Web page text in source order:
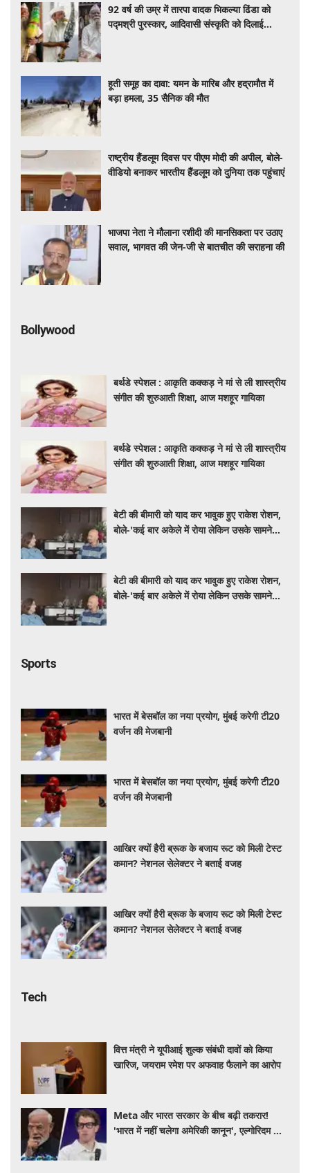
92 वर्ष की उम्र में तारपा वादक भिकल्या ढिंडा को
पद्मश्री पुरस्कार, आदिवासी संस्कृति को दिलाई
हूती समूह का दावा: यमन के मारिब और हद्रामौत में
बड़ा हमला, 35 सैनिक की मौत
राष्ट्रीय हैंडलूम दिवस पर पीएम मोदी की अपील, बोले-
वीडियो बनाकर भारतीय हैंडलूम को दुनिया तक पहुंचाएं
भाजपा नेता ने मौलाना रशीदी की मानसिकता पर उठाए
सवाल, भागवत की जेन-जी से बातचीत की सराहना की
Bollywood
बर्थडे स्पेशल : आकृति कक्कड़ ने मां से ली शास्त्रीय
संगीत की शुरुआती शिक्षा, आज मशहूर गायिका
बर्थडे स्पेशल : आकृति कक्कड़ ने मां से ली शास्त्रीय
संगीत की शुरुआती शिक्षा, आज मशहूर गायिका
बेटी की बीमारी को याद कर भावुक हुए राकेश रोशन,
बोले-'कई बार अकेले में रोया लेकिन उसके सामने
बेटी की बीमारी को याद कर भावुक हुए राकेश रोशन,
बोले-'कई बार अकेले में रोया लेकिन उसके सामने
Sports
भारत में बेसबॉल का नया प्रयोग, मुंबई करेगी टी20
वर्जन की मेजबानी
भारत में बेसबॉल का नया प्रयोग, मुंबई करेगी टी20
वर्जन की मेजबानी
आखिर क्यों हैरी ब्रूक के बजाय रूट को मिली टेस्ट
कमान? नेशनल सेलेक्टर ने बताई वजह
आखिर क्यों हैरी ब्रूक के बजाय रूट को मिली टेस्ट
कमान? नेशनल सेलेक्टर ने बताई वजह
Tech
वित्त मंत्री ने यूपीआई शुल्क संबंधी दावों को किया
खारिज, जयराम रमेश पर अफवाह फैलाने का आरोप
Meta और भारत सरकार के बीच बढ़ी तकरार!
'भारत में नहीं चलेगा अमेरिकी कानून', एल्गोरिदम को